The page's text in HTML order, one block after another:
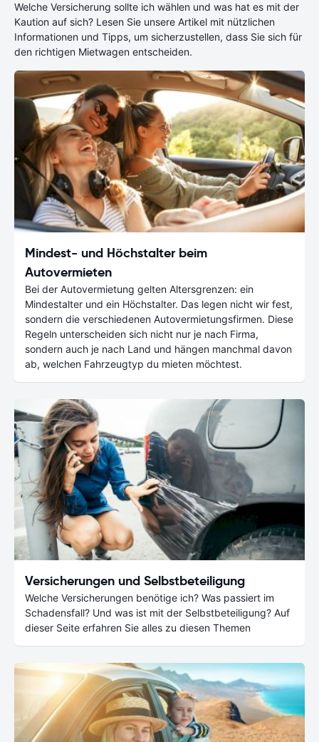
Welche Versicherung sollte ich wählen und was hat es mit der
Kaution auf sich? Lesen Sie unsere Artikel mit nützlichen
Informationen und Tipps, um sicherzustellen, dass Sie sich für
den richtigen Mietwagen entscheiden.
Mindest- und Höchstalter beim
Autovermieten
Bei der Autovermietung gelten Altersgrenzen: ein
Mindestalter und ein Höchstalter. Das legen nicht wir fest,
sondern die verschiedenen Autovermietungsfirmen. Diese
Regeln unterscheiden sich nicht nur je nach Firma,
sondern auch je nach Land und hängen manchmal davon
ab, welchen Fahrzeugtyp du mieten möchtest.
Versicherungen und Selbstbeteiligung
Welche Versicherungen benötige ich? Was passiert im
Schadensfall? Und was ist mit der Selbstbeteiligung? Auf
dieser Seite erfahren Sie alles zu diesen Themen